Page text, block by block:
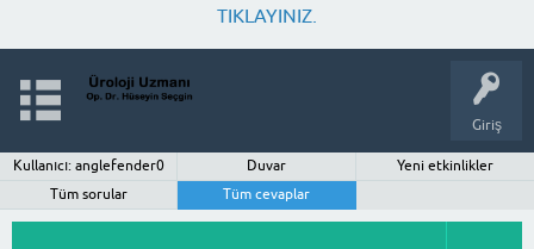
TIKLAYINIZ.
Giriş
Kullanıcı: anglefender0 Duvar
Yeni etkinlikler
Tüm sorular
Tüm cevaplar